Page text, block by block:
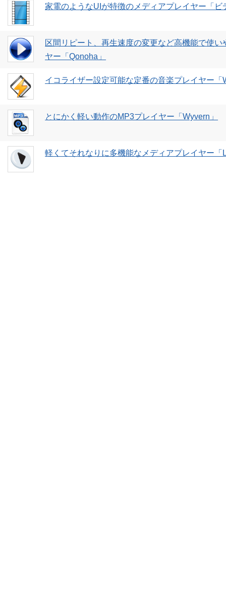
家電のようなUIが特徴のメディアプレイヤー「ビ
区間リピート、再生速度の変更など高機能で使
ヤー「Qonoha」
イコライザー設定可能な定番の音楽プレイヤー「
とにかく軽い動作のMP3プレイヤー「Wyvern」
軽くてそれなりに多機能なメディアプレイヤー「